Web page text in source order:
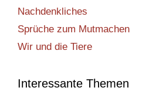
Nachdenkliches
Sprüche zum Mutmachen
Wir und die Tiere
Interessante Themen